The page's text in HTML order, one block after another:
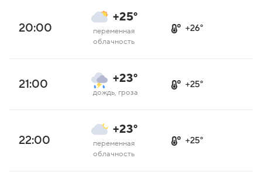
20:00
+25°
переменная
облачность
+26°
21:00 +23°
дождь, гроза
+25°
22:00
+23°
переменная
облачность
+25°